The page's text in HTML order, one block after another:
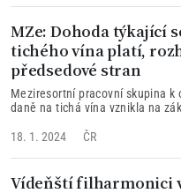
MZe: Dohoda týkající
tichého vína platí,
předsedové stran
Meziresortní pracovní skupina
daně na tichá vína vznikla na
18. 1. 2024
ČR
Vídeňští filharmonici